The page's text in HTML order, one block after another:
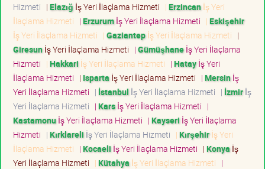
Hizmeti | Elazığ İş Yeri İlaçlama Hizmeti | Erzincanİş Yeri
İlaçlama Hizmeti | Erzurumİş Yeri İlaçlama Hizmeti | Eskişehir
İş Yeri İlaçlama Hizmeti | Gaziantepİş Yeri İlaçlama Hizmeti |
Giresunİş Yeri İlaçlama Hizmeti | Gümüşhaneİş Yeri İlaçlama
Hizmeti | Hakkari İş Yeri İlaçlama Hizmeti | Hatayİş Yeri
İlaçlama Hizmeti | Isparta İş Yeri İlaçlama Hizmeti | Mersinİş
Yeri İlaçlama Hizmeti | İstanbul İş Yeri İlaçlama Hizmeti | İzmirİş
Yeri İlaçlama Hizmeti | Karsİş Yeri İlaçlama Hizmeti |
Kastamonuİş Yeri İlaçlama Hizmeti | Kayseri İş Yeri İlaçlama
Hizmeti | Kırklareli İş Yeri İlaçlama Hizmeti | Kırşehirİş Yeri
İlaçlama Hizmeti | Kocaeli İş Yeri İlaçlama Hizmeti | Konya İş
Yeri İlaçlama Hizmeti | Kütahya İş Yeri İlaçlama Hizmeti |